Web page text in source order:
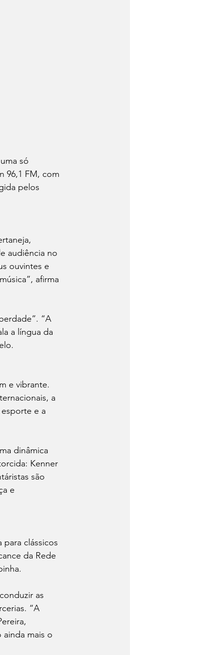
só
96,1 FM, com
pelos
audiência no
ouvintes e
afirma
“A
a língua da
e vibrante.
a
e a
dinâmica
Kenner
são
e
clássicos
da Rede
as
“A
ainda mais o